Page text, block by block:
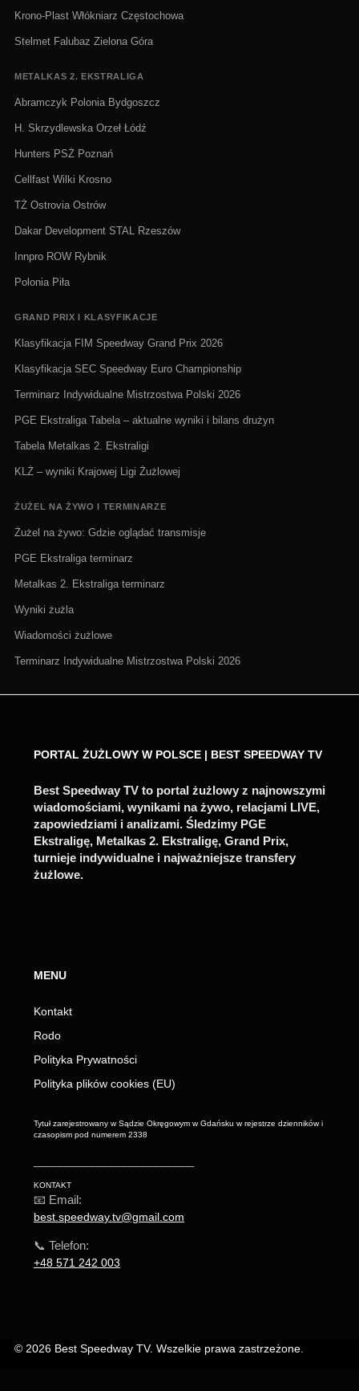
Krono-Plast Włókniarz Częstochowa
Stelmet Falubaz Zielona Góra
METALKAS 2. EKSTRALIGA
Abramczyk Polonia Bydgoszcz
H. Skrzydlewska Orzeł Łódź
Hunters PSŻ Poznań
Cellfast Wilki Krosno
TŻ Ostrovia Ostrów
Dakar Development STAL Rzeszów
Innpro ROW Rybnik
Polonia Piła
GRAND PRIX I KLASYFIKACJE
Klasyfikacja FIM Speedway Grand Prix 2026
Klasyfikacja SEC Speedway Euro Championship
Terminarz Indywidualne Mistrzostwa Polski 2026
PGE Ekstraliga Tabela – aktualne wyniki i bilans drużyn
Tabela Metalkas 2. Ekstraligi
KLŻ – wyniki Krajowej Ligi Żużlowej
ŻUŻEL NA ŻYWO I TERMINARZE
Żużel na żywo: Gdzie oglądać transmisje
PGE Ekstraliga terminarz
Metalkas 2. Ekstraliga terminarz
Wyniki żużla
Wiadomości żużlowe
Terminarz Indywidualne Mistrzostwa Polski 2026
PORTAL ŻUŻLOWY W POLSCE | BEST SPEEDWAY TV
Best Speedway TV to portal żużlowy z najnowszymi
wiadomościami, wynikami na żywo, relacjami LIVE,
zapowiedziami i analizami. Śledzimy PGE
Ekstraligę, Metalkas 2. Ekstraligę, Grand Prix,
turnieje indywidualne i najważniejsze transfery
żużlowe.
MENU
Kontakt
Rodo
Polityka Prywatności
Polityka plików cookies (EU)
Tytuł zarejestrowany w Sądzie Okręgowym w Gdańsku w rejestrze dzienników i
czasopism pod numerem 2338
KONTAKT
📧 Email:
best.speedway.tv@gmail.com
📞 Telefon:
+48 571 242 003
© 2026 Best Speedway TV. Wszelkie prawa zastrzeżone.